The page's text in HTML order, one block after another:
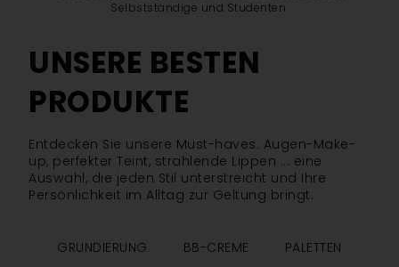
Selbstständige und Studenten.
UNSERE BESTEN
PRODUKTE
Entdecken Sie unsere Must-haves: Augen-Make-
up, perfekter Teint, strahlende Lippen ... eine
Auswahl, die jeden Stil unterstreicht und Ihre
Persönlichkeit im Alltag zur Geltung bringt.
GRUNDIERUNG BB-CREME PALETTEN